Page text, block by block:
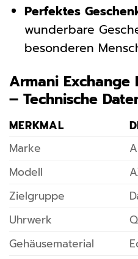
Perfektes
wunderbare
besonderen
Armani Exchange
– Technische
MERKMAL
Marke
Modell
Zielgruppe
Uhrwerk
Gehäusematerial